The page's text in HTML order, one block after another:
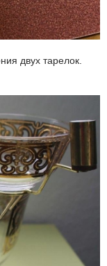
двух тарелок.